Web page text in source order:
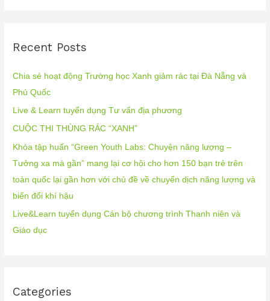
Recent Posts
Chia sẻ hoạt động Trường học Xanh giảm rác tại Đà Nẵng và
Phú Quốc
Live & Learn tuyển dụng Tư vấn địa phương
CUỘC THI THÙNG RÁC “XANH”
Khóa tập huấn “Green Youth Labs: Chuyện năng lượng –
Tưởng xa mà gần” mang lại cơ hội cho hơn 150 bạn trẻ trên
toàn quốc lại gần hơn với chủ đề về chuyển dịch năng lượng và
biến đổi khí hậu
Live&Learn tuyển dụng Cán bộ chương trình Thanh niên và
Giáo dục
Categories